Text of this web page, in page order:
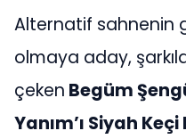
Alternatif sahnenin
olmaya aday,
çeken Begüm
Yanım’ı Siyah